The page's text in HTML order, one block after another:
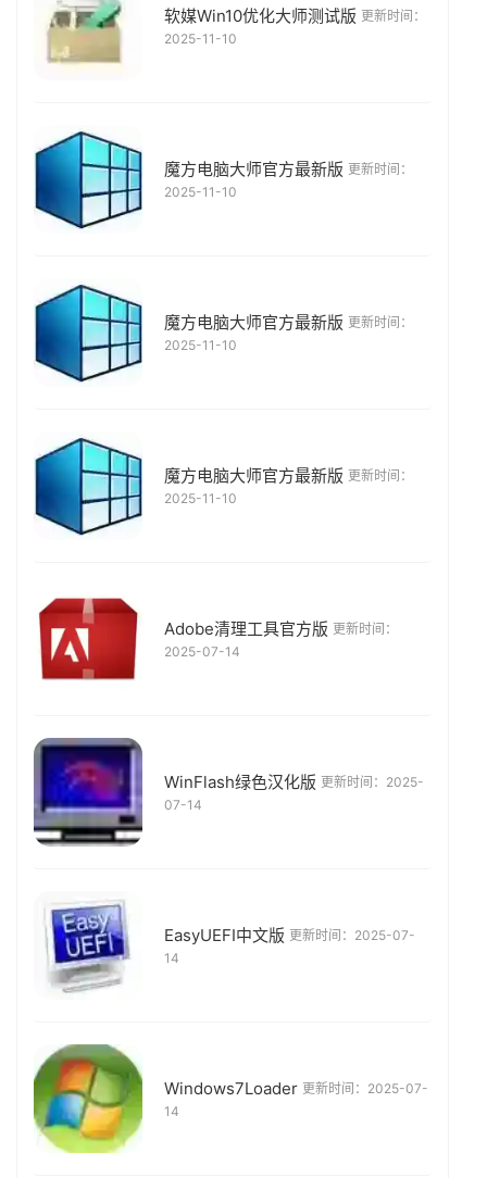
软媒Win10优化大师测试版 更新时间：
2025-11-10
魔方电脑大师官方最新版 更新时间：
2025-11-10
魔方电脑大师官方最新版 更新时间：
2025-11-10
魔方电脑大师官方最新版 更新时间：
2025-11-10
Adobe清理工具官方版 更新时间：
2025-07-14
WinFlash绿色汉化版 更新时间：2025-
07-14
EasyUEFI中文版 更新时间：2025-07-
14
Windows7Loader 更新时间：2025-07-
14